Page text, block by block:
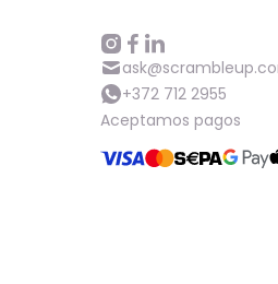
+372 712 2955
Aceptamos pagos